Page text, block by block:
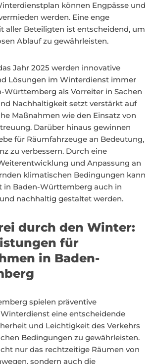
können Engpässe und
werden. Eine enge
aller Beteiligten ist entscheidend, um
Ablauf zu gewährleisten.
Jahr 2025 werden innovative
Lösungen im Winterdienst immer
Württemberg als Vorreiter in Sachen
Nachhaltigkeit setzt verstärkt auf
Maßnahmen wie den Einsatz von
Darüber hinaus gewinnen
für Räumfahrzeuge an Bedeutung,
zu verbessern. Durch eine
und Anpassung an
klimatischen Bedingungen kann
in Baden-Württemberg auch in
nachhaltig gestaltet werden.
durch den Winter:
für
in Baden-
spielen präventive
eine entscheidende
und Leichtigkeit des Verkehrs
Bedingungen zu gewährleisten.
nur das rechtzeitige Räumen von
sondern auch die